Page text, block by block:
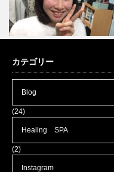
カテゴリー
Blog
(24)
Healing SPA
(2)
Instagram